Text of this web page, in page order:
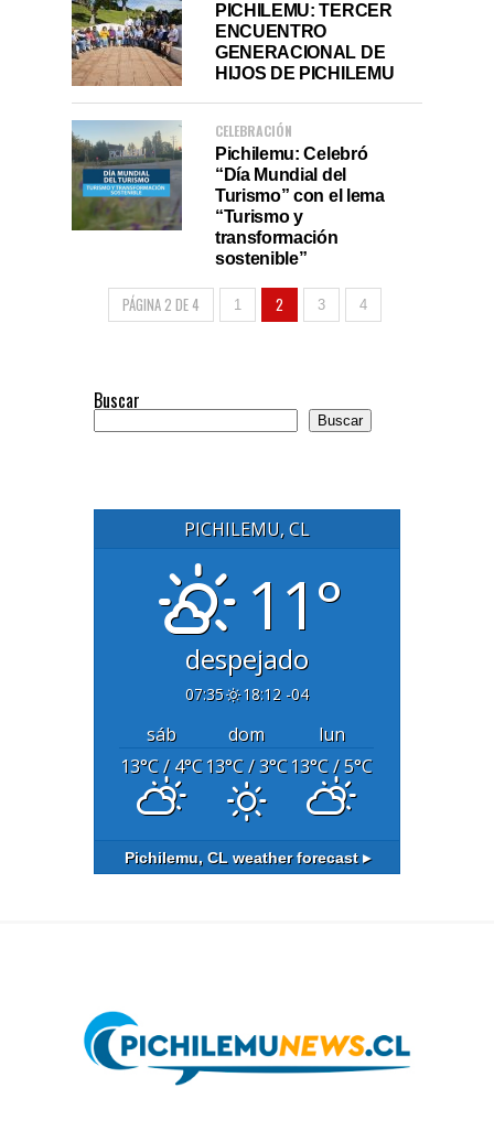
PICHILEMU: TERCER
ENCUENTRO
GENERACIONAL DE
HIJOS DE PICHILEMU
CELEBRACIÓN
Pichilemu: Celebró
“Día Mundial del
Turismo” con el lema
“Turismo y
transformación
sostenible”
PÁGINA 2 DE 4 1 2 3 4
Buscar
Buscar
PICHILEMU, CL
11°
despejado
07:35 18:12 -04
sáb dom
lun
13°C/ 4°C13°C/ 3°C13°C/ 5°C
Pichilemu, CL weather forecast ▸